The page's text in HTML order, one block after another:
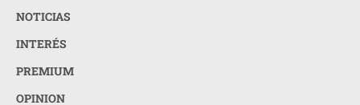
NOTICIAS
INTERÉS
PREMIUM
OPINION